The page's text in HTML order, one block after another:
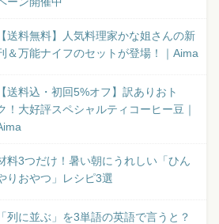
送料無料】人気料理家かな姐さんの新
＆万能ナイフのセットが登場！｜Aima
送料込・初回5%オフ】訳ありおト
！大好評スペシャルティコーヒー豆｜
料3つだけ！暑い朝にうれしい「ひん
りおやつ」レシピ3選
列に並ぶ」を3単語の英語で言うと？